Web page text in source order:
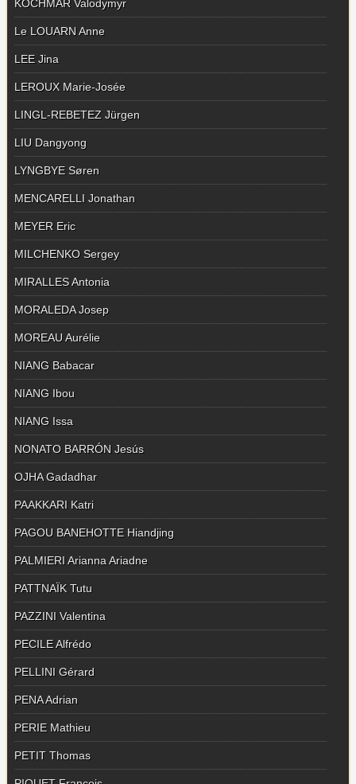
KOCHMAR Valodymyr
Le LOUARN Anne
LEE Jina
LEROUX Marie-Josée
LINGL-REBETEZ Jürgen
LIU Dangyong
LYNGBYE Søren
MENCARELLI Jonathan
MEYER Eric
MILCHENKO Sergey
MIRALLES Antonia
MORALEDA Josep
MOREAU Aurélie
NIANG Babacar
NIANG Ibou
NIANG Issa
NONATO BARRÓN Jesús
OJHA Gadadhar
PAAKKARI Katri
PAGOU BANEHOTTE Hiandjing
PALMIERI Arianna Ariadne
PATTNAÏK Tutu
PAZZINI Valentina
PECILE Alfrédo
PELLINI Gérard
PENA Adrian
PERIE Mathieu
PETIT Thomas